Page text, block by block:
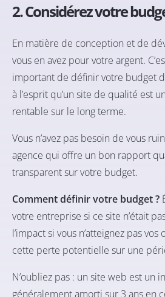
2. Considérez votre
En matière de conception et de
vous en avez pour votre argent.
important de définir votre budget
à l’esprit qu’un site de qualité est
rentable sur le long terme.
Vous n’avez pas besoin de vous
agence qui offre un bon rapport
transparent sur votre budget.
Comment définir votre budget ?
votre entreprise si ce site n’était
l’impact si vous n’atteignez pas
cette perte potentielle sur une
N’oubliez pas : un site web est un
généralement amorti sur 3 ans en